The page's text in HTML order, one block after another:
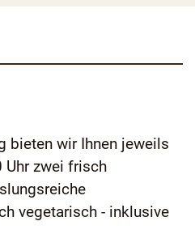
bieten wir Ihnen jeweils
Uhr zwei frisch
vegetarisch - inklusive